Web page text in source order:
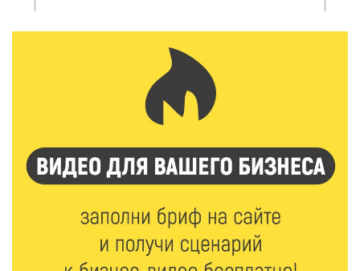
Большая гонка на Волге: 8 августа Калязин станет
центром всероссийского велоспорта
395
фестиваль
5 Авг 2026 18:42 364
Виталий Королев: 58 пространств благоустроят в
Верхневолжье